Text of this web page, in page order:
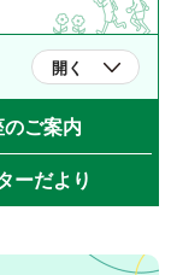
開く
のご案内
ーだより